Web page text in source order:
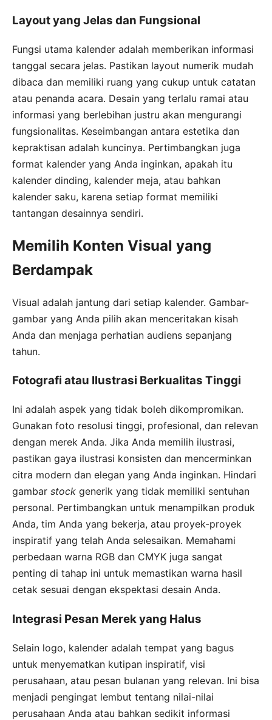
Layout yang Jelas dan Fungsional
Fungsi utama kalender adalah memberikan informasi
tanggal secara jelas. Pastikan layout numerik mudah
dibaca dan memiliki ruang yang cukup untuk catatan
atau penanda acara. Desain yang terlalu ramai atau
informasi yang berlebihan justru akan mengurangi
fungsionalitas. Keseimbangan antara estetika dan
kepraktisan adalah kuncinya. Pertimbangkan juga
format kalender yang Anda inginkan, apakah itu
kalender dinding, kalender meja, atau bahkan
kalender saku, karena setiap format memiliki
tantangan desainnya sendiri.
Memilih Konten Visual yang
Berdampak
Visual adalah jantung dari setiap kalender. Gambar-
gambar yang Anda pilih akan menceritakan kisah
Anda dan menjaga perhatian audiens sepanjang
tahun.
Fotografi atau Ilustrasi Berkualitas Tinggi
Ini adalah aspek yang tidak boleh dikompromikan.
Gunakan foto resolusi tinggi, profesional, dan relevan
dengan merek Anda. Jika Anda memilih ilustrasi,
pastikan gaya ilustrasi konsisten dan mencerminkan
citra modern dan elegan yang Anda inginkan. Hindari
gambar stock generik yang tidak memiliki sentuhan
personal. Pertimbangkan untuk menampilkan produk
Anda, tim Anda yang bekerja, atau proyek-proyek
inspiratif yang telah Anda selesaikan. Memahami
perbedaan warna RGB dan CMYK juga sangat
penting di tahap ini untuk memastikan warna hasil
cetak sesuai dengan ekspektasi desain Anda.
Integrasi Pesan Merek yang Halus
Selain logo, kalender adalah tempat yang bagus
untuk menyematkan kutipan inspiratif, visi
perusahaan, atau pesan bulanan yang relevan. Ini bisa
menjadi pengingat lembut tentang nilai-nilai
perusahaan Anda atau bahkan sedikit informasi